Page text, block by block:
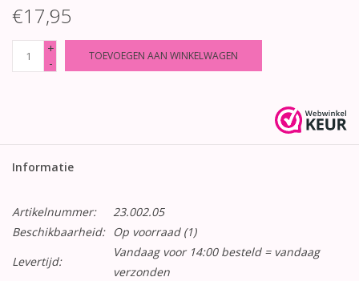
€17,95
+
-
TOEVOEGEN AAN WINKELWAGEN
Informatie
Artikelnummer:
23.002.05
Beschikbaarheid:
Op voorraad(1)
Levertijd:
Vandaag voor 14:00 besteld = vandaag
verzonden